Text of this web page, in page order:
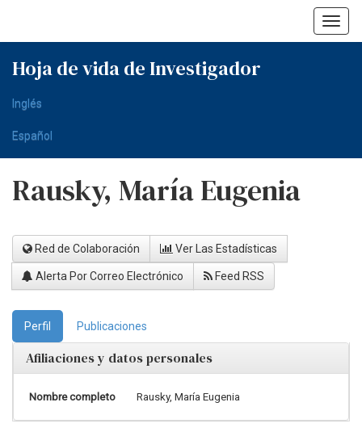
Hoja de vida de Investigador
Inglés
Español
Rausky, María Eugenia
Red de Colaboración Ver Las Estadísticas
Alerta Por Correo Electrónico Feed RSS
Perfil Publicaciones
Afiliaciones y datos personales
Nombre completo Rausky, María Eugenia